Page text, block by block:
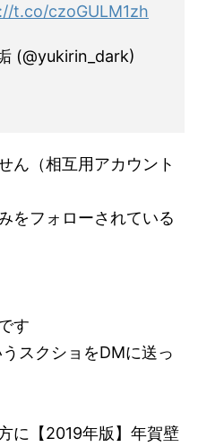
t.co/czoGULM1zh
(@yukirin_dark)
ん（相互用アカウント
をフォローされている
す
スクショをDMに送っ
に【2019年版】年賀壁